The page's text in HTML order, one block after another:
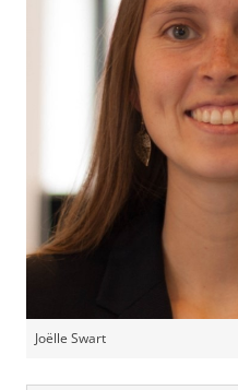
Joëlle Swart